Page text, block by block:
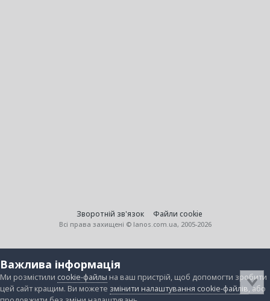
Зворотній зв'язок Файли cookie
Всі права захищені © lanos.com.ua, 2005-2026
Важлива інформація
Ми розмістили cookie-файлы на ваш пристрій, щоб допомогти зробити
цей сайт кращим. Ви можете змінити налаштування cookie-файлів, або